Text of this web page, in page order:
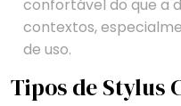
confortável do que a
contextos,
de uso.
Tipos de Stylus